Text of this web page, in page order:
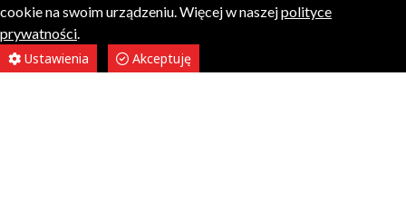
cookie na swoim urządzeniu. Więcej w naszejpolityce
prywatności.
Ustawienia
Akceptuję